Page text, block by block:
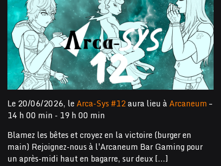
Le 20/06/2026, leArca-Sys #12aura lieu àArcaneum–
14 h 00 min - 19 h 00 min
Blamez les bêtes et croyez en la victoire (burger en
main) Rejoignez-nous à l'Arcaneum Bar Gaming pour
un après-midi haut en bagarre, sur deux [...]